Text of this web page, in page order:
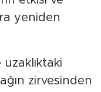
yeniden
zirvesinden